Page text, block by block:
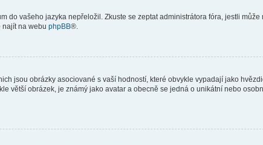
do vašeho jazyka nepřeložil. Zkuste se zeptat administrátora fóra, jestli
najít na webu phpBB®.
jsou obrázky asociované s vaší hodností, které obvykle vypadají jako
větší obrázek, je známý jako avatar a obecně se jedná o unikátní nebo